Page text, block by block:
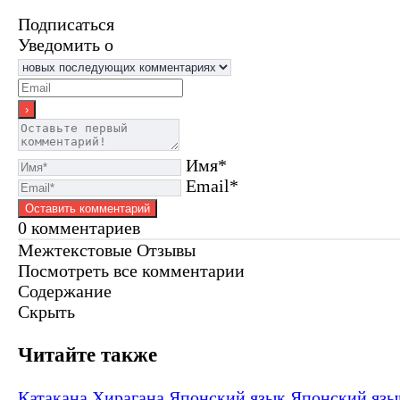
Подписаться
Уведомить о
Имя*
Email*
0 комментариев
Межтекстовые Отзывы
Посмотреть все комментарии
Содержание
Скрыть
Читайте также